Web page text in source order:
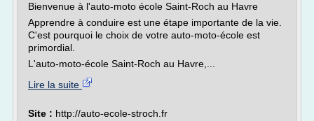
Bienvenue à l'auto-moto école Saint-Roch au Havre
Apprendre à conduire est une étape importante de la vie.
C'est pourquoi le choix de votre auto-moto-école est
primordial.
L'auto-moto-école Saint-Roch au Havre,...
Lire la suite
Site : http://auto-ecole-stroch.fr